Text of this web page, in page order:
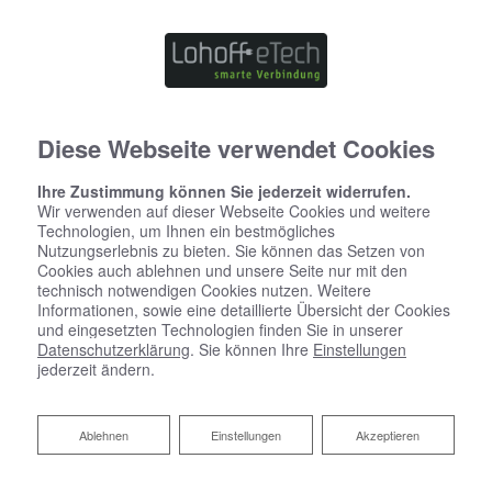
Diese Webseite verwendet Cookies
Ihre Zustimmung können Sie jederzeit widerrufen.
Wir verwenden auf dieser Webseite Cookies und weitere
Technologien, um Ihnen ein bestmögliches
Nutzungserlebnis zu bieten. Sie können das Setzen von
Cookies auch ablehnen und unsere Seite nur mit den
technisch notwendigen Cookies nutzen. Weitere
Informationen, sowie eine detaillierte Übersicht der Cookies
und eingesetzten Technologien finden Sie in unserer
Datenschutzerklärung. Sie können Ihre Einstellungen
jederzeit ändern.
Akzeptieren
Einstellungen
Ablehnen
Ablehnen